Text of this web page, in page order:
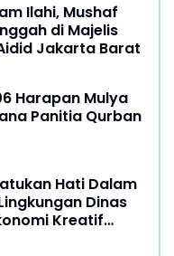
Ilahi, Mushaf
di Majelis
Jakarta Barat
Harapan Mulya
Panitia Qurban
Hati Dalam
Dinas
Kreatif